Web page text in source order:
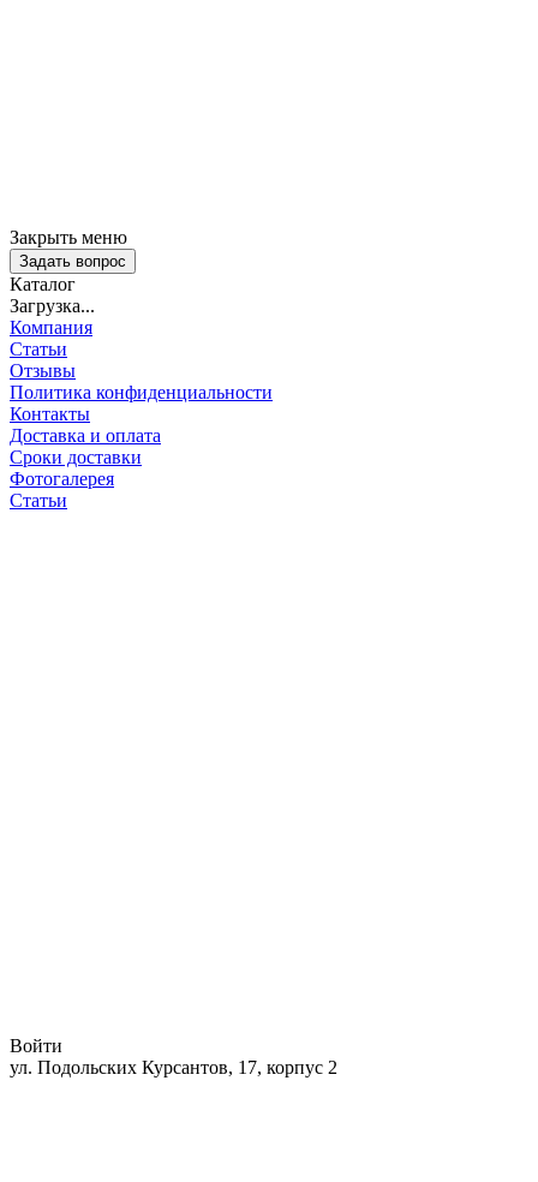
Закрыть меню
Задать вопрос
Каталог
Загрузка...
Компания
Статьи
Отзывы
Политика конфиденциальности
Контакты
Доставка и оплата
Сроки доставки
Фотогалерея
Статьи
Войти
ул. Подольских Курсантов, 17, корпус 2